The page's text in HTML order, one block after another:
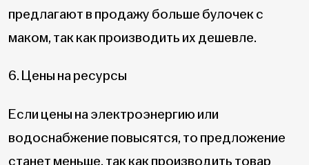
предлагают в продажу больше булочек с
маком, так как производить их дешевле.
6. Цены на ресурсы
Если цены на электроэнергию или
водоснабжение повысятся, то предложение
станет меньше, так как производить товар